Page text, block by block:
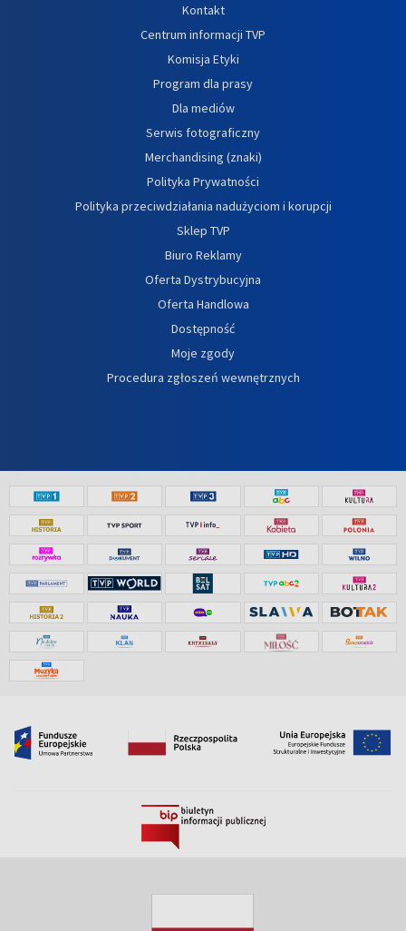
Kontakt
Centrum informacji TVP
Komisja Etyki
Program dla prasy
Dla mediów
Serwis fotograficzny
Merchandising (znaki)
Polityka Prywatności
Polityka przeciwdziałania nadużyciom i korupcji
Sklep TVP
Biuro Reklamy
Oferta Dystrybucyjna
Oferta Handlowa
Dostępność
Moje zgody
Procedura zgłoszeń wewnętrznych